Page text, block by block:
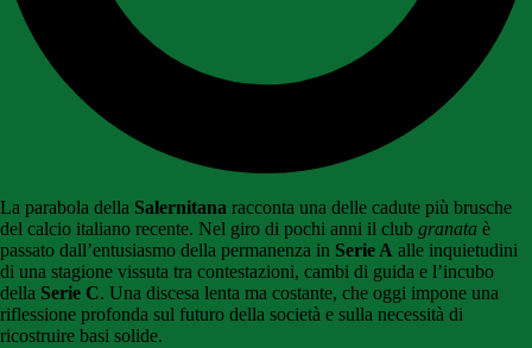
La parabola della Salernitana racconta una delle cadute più brusche
del calcio italiano recente. Nel giro di pochi anni il club granata è
passato dall’entusiasmo della permanenza in Serie A alle inquietudini
di una stagione vissuta tra contestazioni, cambi di guida e l’incubo
della Serie C. Una discesa lenta ma costante, che oggi impone una
riflessione profonda sul futuro della società e sulla necessità di
ricostruire basi solide.